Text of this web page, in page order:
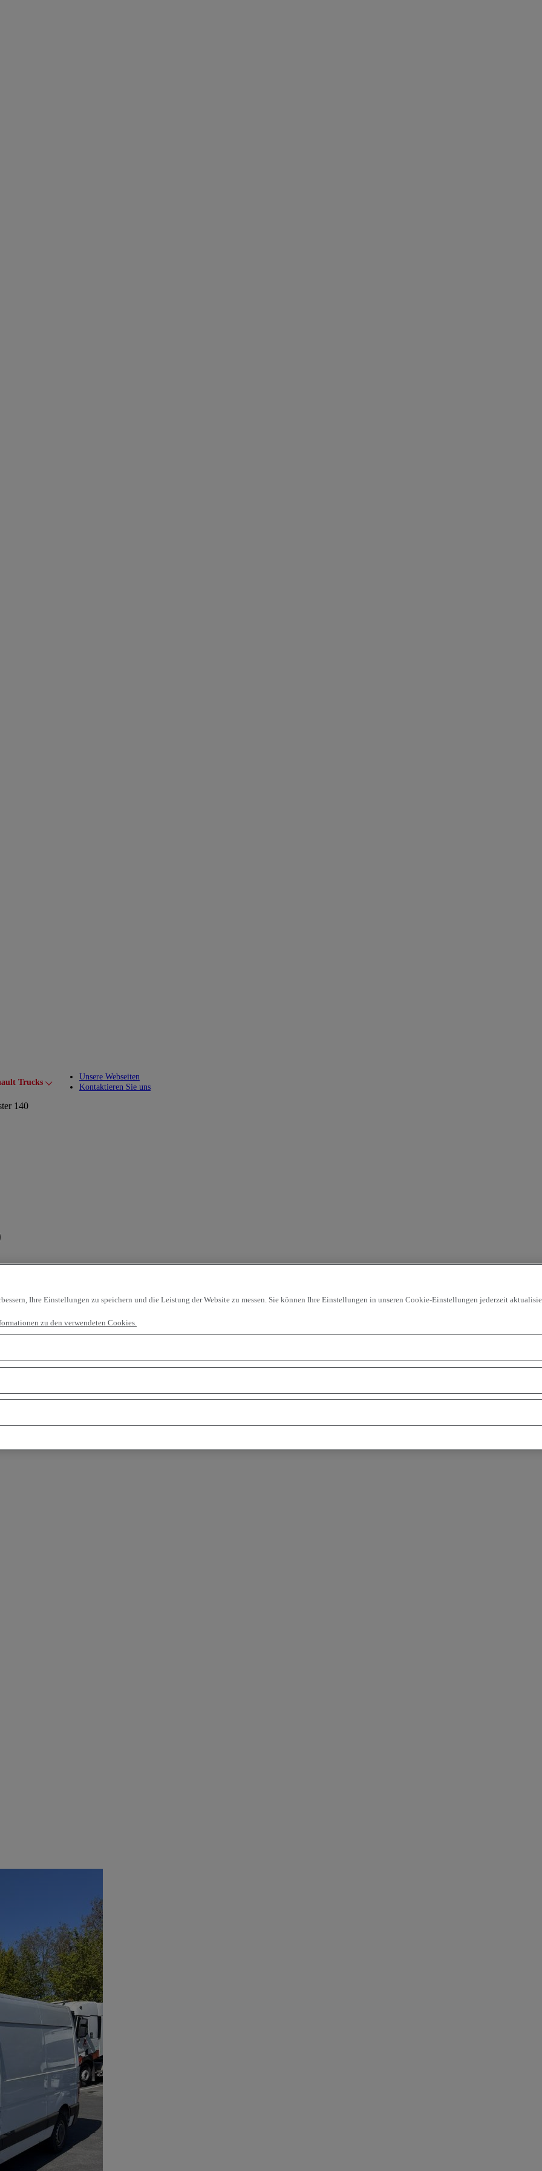
Trucks Toggle submenu
Unsere Webseiten
Kontaktieren Sie uns
140
Ihre Einstellungen zu speichern und die Leistung der Website zu messen. Sie können Ihre Einstellungen in unseren Cookie-Einstellungen jederzeit
zu den verwendeten Cookies.